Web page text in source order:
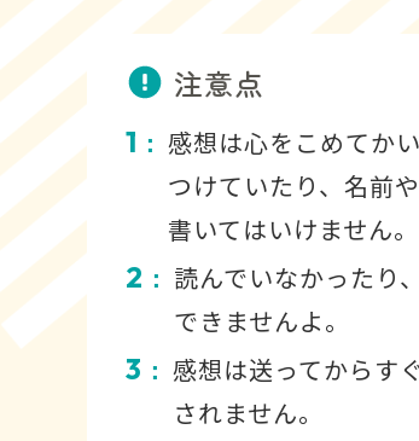
注意点
1 ： 感想は心をこめてか
つけていたり、名前
書いてはいけません。
2 ： 読んでいなかったり
できませんよ。
3 ： 感想は送ってからす
されません。